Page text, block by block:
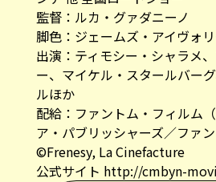
監督：ルカ・グァダニーノ
脚色：ジェームズ・アイヴォ
出演：ティモシー・シャラメ
ー、マイケル・スタールバー
ルほか
配給：ファントム・フィルム
ア・パブリッシャーズ／ファン
©Frenesy, La Cinefacture
公式サイト http://cmbyn-